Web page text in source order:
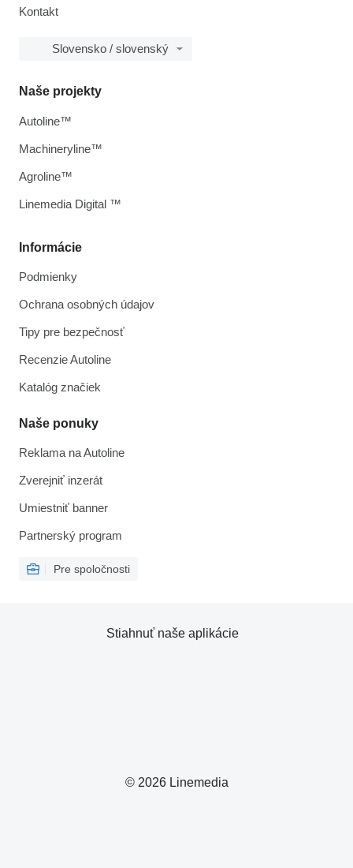
Kontakt
Slovensko / slovenský
Informácie
Podmienky
Ochrana osobných údajov
Tipy pre bezpečnosť
Recenzie Autoline
Katalóg značiek
Naše ponuky
Reklama na Autoline
Zverejniť inzerát
Umiestniť banner
Partnerský program
Pre spoločnosti
Naše projekty
Autoline™
Machineryline™
Agroline™
Linemedia Digital ™
© 2026 Linemedia
Stiahnuť naše aplikácie